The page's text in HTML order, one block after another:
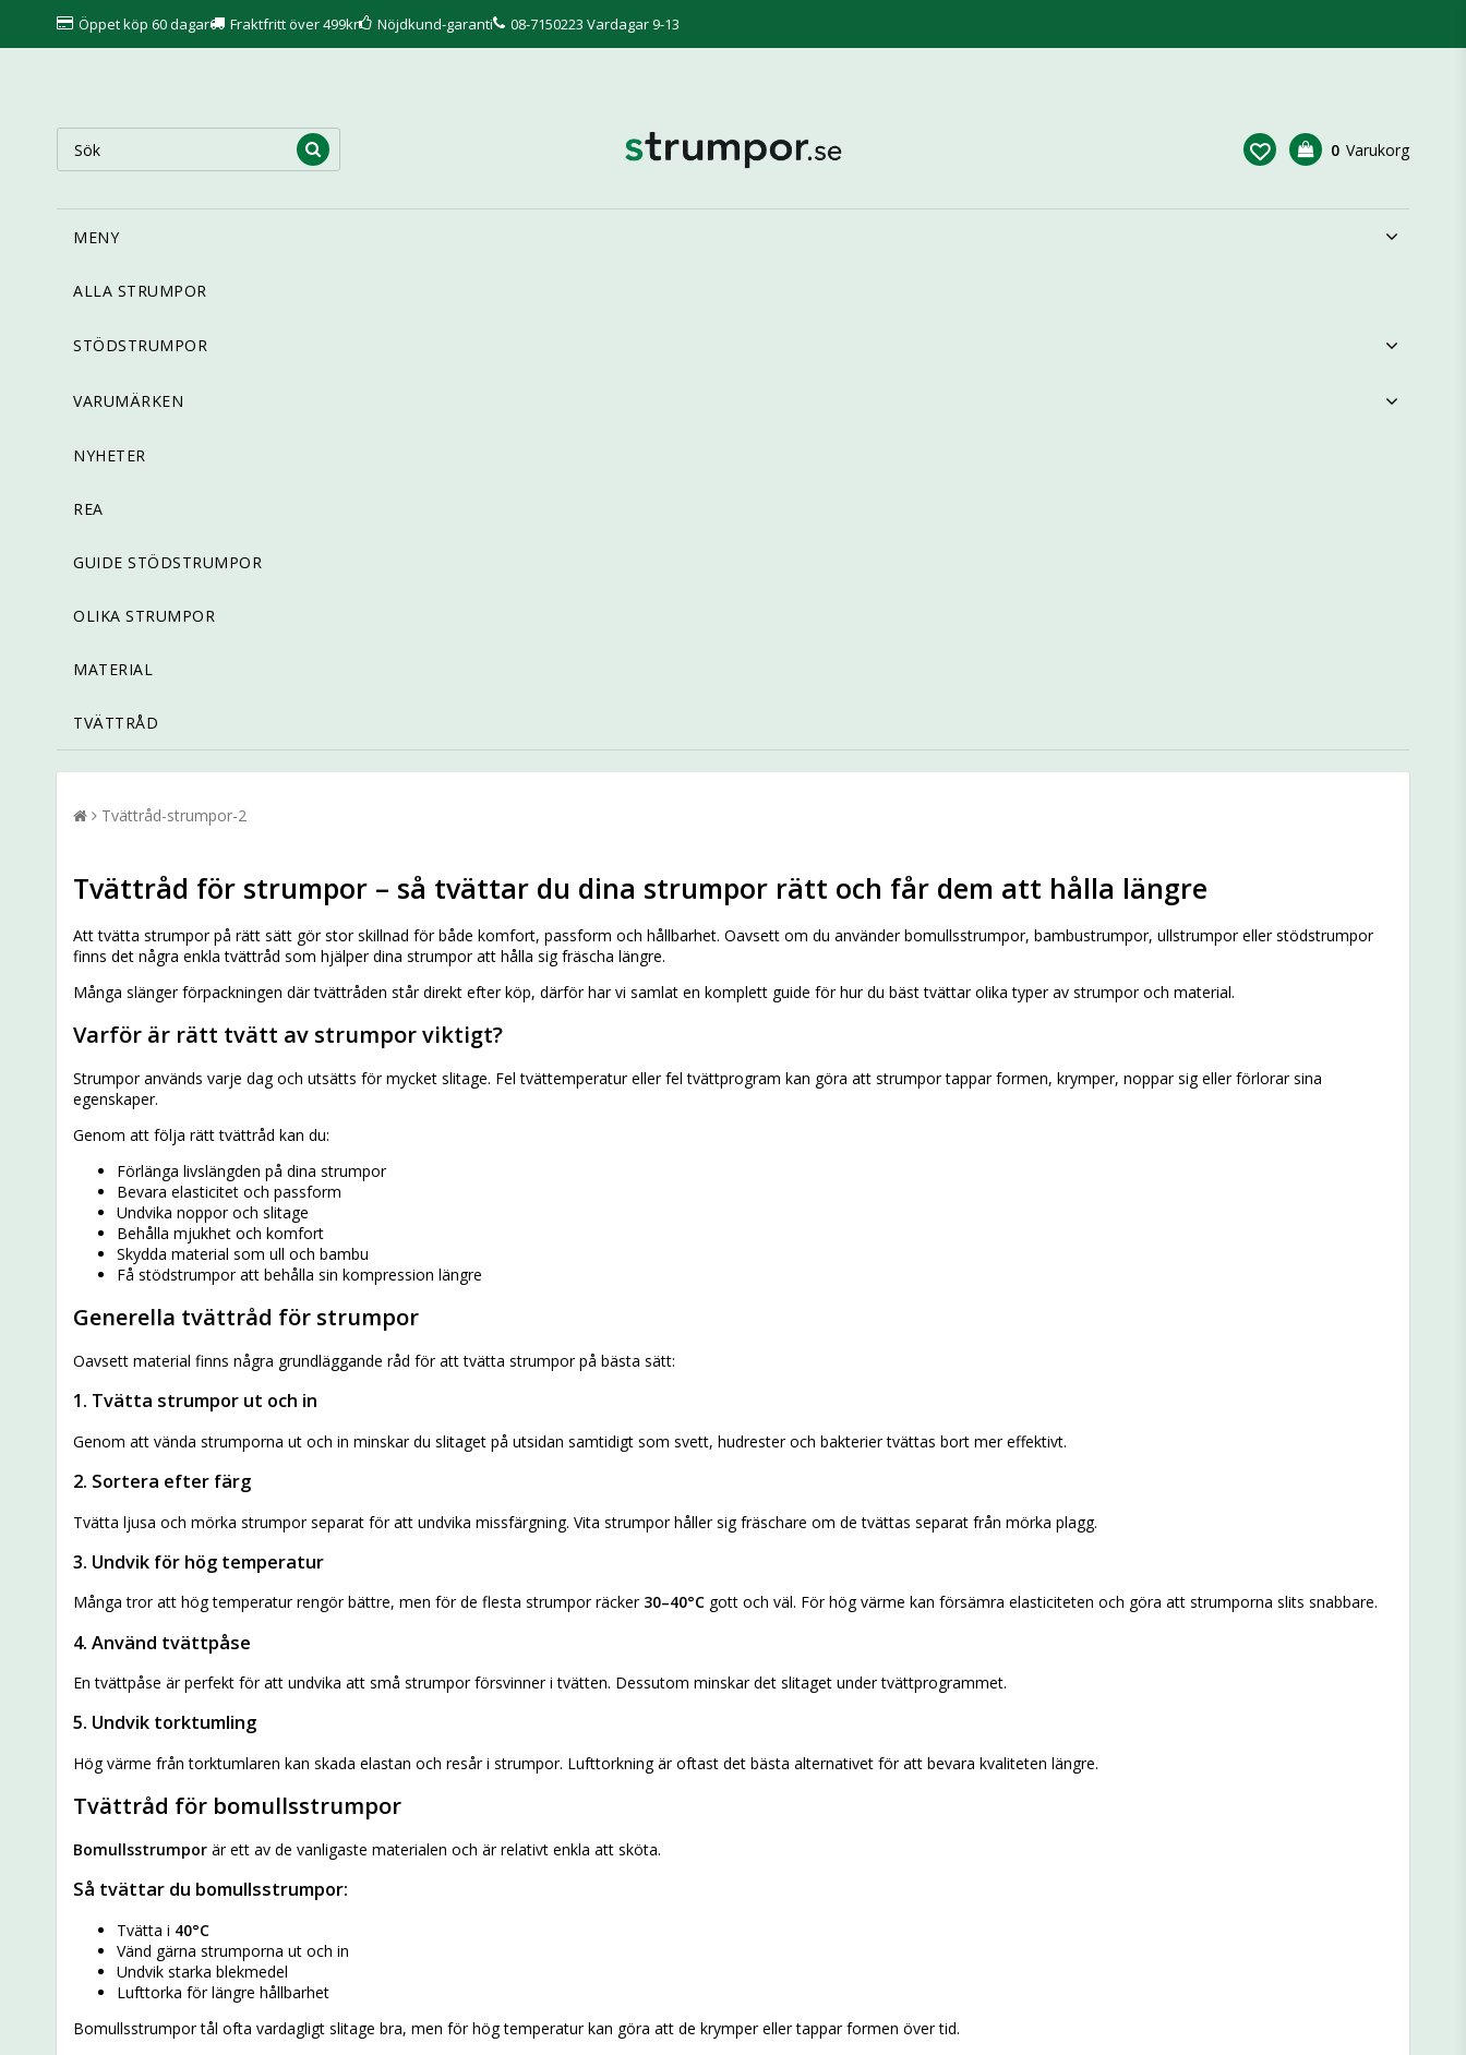
Öppet köp 60 dagar Fraktfritt över 499kr Nöjdkund-garanti 08-7150223 Vardagar 9-13
0 Varukorg
MENY
ALLA STRUMPOR
STÖDSTRUMPOR
VARUMÄRKEN
NYHETER
REA
GUIDE STÖDSTRUMPOR
OLIKA STRUMPOR
MATERIAL
TVÄTTRÅD
Tvättråd-strumpor-2
Tvättråd för strumpor – så tvättar du dina strumpor rätt och får dem att hålla längre
Att tvätta strumpor på rätt sätt gör stor skillnad för både komfort, passform och hållbarhet. Oavsett om du använder bomullsstrumpor, bambustrumpor, ullstrumpor eller stödstrumpor
finns det några enkla tvättråd som hjälper dina strumpor att hålla sig fräscha längre.
Många slänger förpackningen där tvättråden står direkt efter köp, därför har vi samlat en komplett guide för hur du bäst tvättar olika typer av strumpor och material.
Varför är rätt tvätt av strumpor viktigt?
Strumpor används varje dag och utsätts för mycket slitage. Fel tvättemperatur eller fel tvättprogram kan göra att strumpor tappar formen, krymper, noppar sig eller förlorar sina
egenskaper.
Genom att följa rätt tvättråd kan du:
Förlänga livslängden på dina strumpor
Bevara elasticitet och passform
Undvika noppor och slitage
Behålla mjukhet och komfort
Skydda material som ull och bambu
Få stödstrumpor att behålla sin kompression längre
Generella tvättråd för strumpor
Oavsett material finns några grundläggande råd för att tvätta strumpor på bästa sätt:
1. Tvätta strumpor ut och in
Genom att vända strumporna ut och in minskar du slitaget på utsidan samtidigt som svett, hudrester och bakterier tvättas bort mer effektivt.
2. Sortera efter färg
Tvätta ljusa och mörka strumpor separat för att undvika missfärgning. Vita strumpor håller sig fräschare om de tvättas separat från mörka plagg.
3. Undvik för hög temperatur
Många tror att hög temperatur rengör bättre, men för de flesta strumpor räcker 30–40°C gott och väl. För hög värme kan försämra elasticiteten och göra att strumporna slits snabbare.
4. Använd tvättpåse
En tvättpåse är perfekt för att undvika att små strumpor försvinner i tvätten. Dessutom minskar det slitaget under tvättprogrammet.
5. Undvik torktumling
Hög värme från torktumlaren kan skada elastan och resår i strumpor. Lufttorkning är oftast det bästa alternativet för att bevara kvaliteten längre.
Tvättråd för bomullsstrumpor
Bomullsstrumpor är ett av de vanligaste materialen och är relativt enkla att sköta.
Så tvättar du bomullsstrumpor:
Tvätta i 40°C
Vänd gärna strumporna ut och in
Undvik starka blekmedel
Lufttorka för längre hållbarhet
Bomullsstrumpor tål ofta vardagligt slitage bra, men för hög temperatur kan göra att de krymper eller tappar formen över tid.